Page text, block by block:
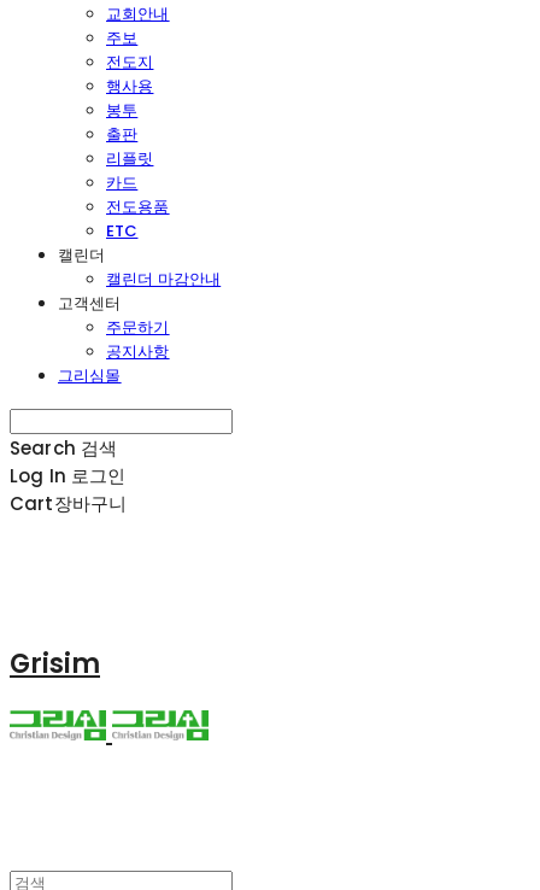
교회안내
주보
전도지
행사용
봉투
출판
리플릿
카드
전도용품
ETC
캘린더
캘린더 마감안내
고객센터
주문하기
공지사항
그리심몰
Search 검색
Log In 로그인
Cart장바구니
Grisim